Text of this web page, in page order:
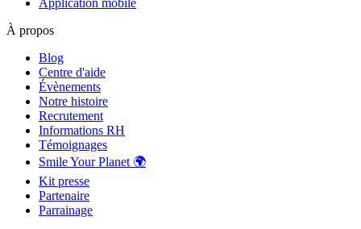
À propos
Blog
Centre d'aide
Évènements
Notre histoire
Recrutement
Informations RH
Témoignages
Smile Your Planet 🌍
Kit presse
Partenaire
Parrainage